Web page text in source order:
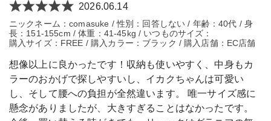
2026.06.14
ニックネーム：comasuke / 性別：回答しない / 年齢：40代 / 身
長：151-155cm / 体重：41-45kg / いつものサイズ：
購入サイズ：FREE / 購入カラー：ブラック / 購入店舗：EC店舗
想像以上に良かったです！収納も使いやすく、中身もカ
ラーのおかげで探しやすいし、イカクちゃんは可愛い
し、そして腰への負担が全然違います。 唯一サイズ感に
懸念がありましたが、大きすぎることはなかったです。